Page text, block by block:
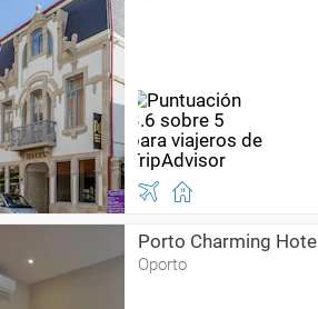
Porto Charming Hotel
Oporto